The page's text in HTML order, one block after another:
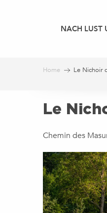
NACH LUST
Home Le Nichoir
Le
Chemin des